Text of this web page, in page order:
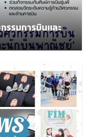
รมการบินเเละ